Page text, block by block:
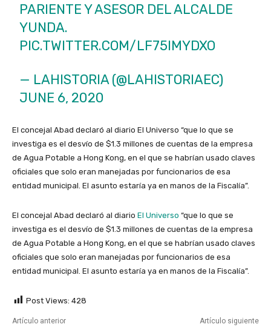
PARIENTE Y ASESOR DEL ALCALDE
YUNDA.
PIC.TWITTER.COM/LF75IMYDXO
— LAHISTORIA (@LAHISTORIAEC)
JUNE 6, 2020
El concejal Abad declaró al diario El Universo “que lo que se
investiga es el desvío de $1.3 millones de cuentas de la empresa
de Agua Potable a Hong Kong, en el que se habrían usado claves
oficiales que solo eran manejadas por funcionarios de esa
entidad municipal. El asunto estaría ya en manos de la Fiscalía”.
El concejal Abad declaró al diario El Universo “que lo que se
investiga es el desvío de $1.3 millones de cuentas de la empresa
de Agua Potable a Hong Kong, en el que se habrían usado claves
oficiales que solo eran manejadas por funcionarios de esa
entidad municipal. El asunto estaría ya en manos de la Fiscalía”.
Post Views: 428
Artículo anterior Artículo siguiente